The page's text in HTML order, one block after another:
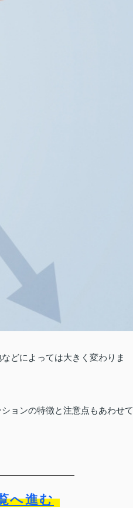
どによっては大きく変わりま
ョンの特徴と注意点もあわせて
へ進む